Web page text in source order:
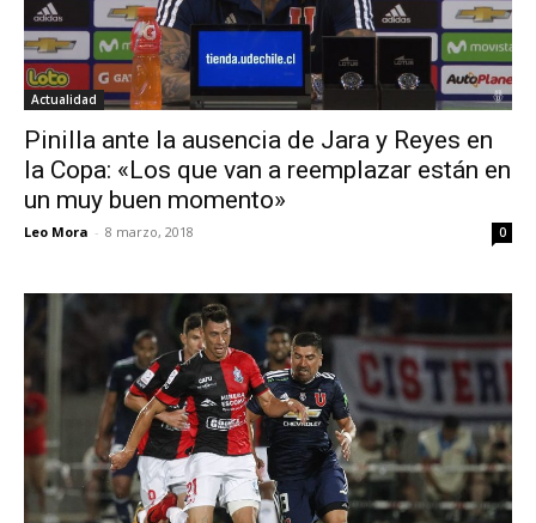
Actualidad
Pinilla ante la ausencia de Jara y Reyes en
la Copa: «Los que van a reemplazar están en
un muy buen momento»
Leo Mora - 8 marzo, 2018 0